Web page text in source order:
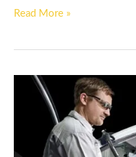
Read More »